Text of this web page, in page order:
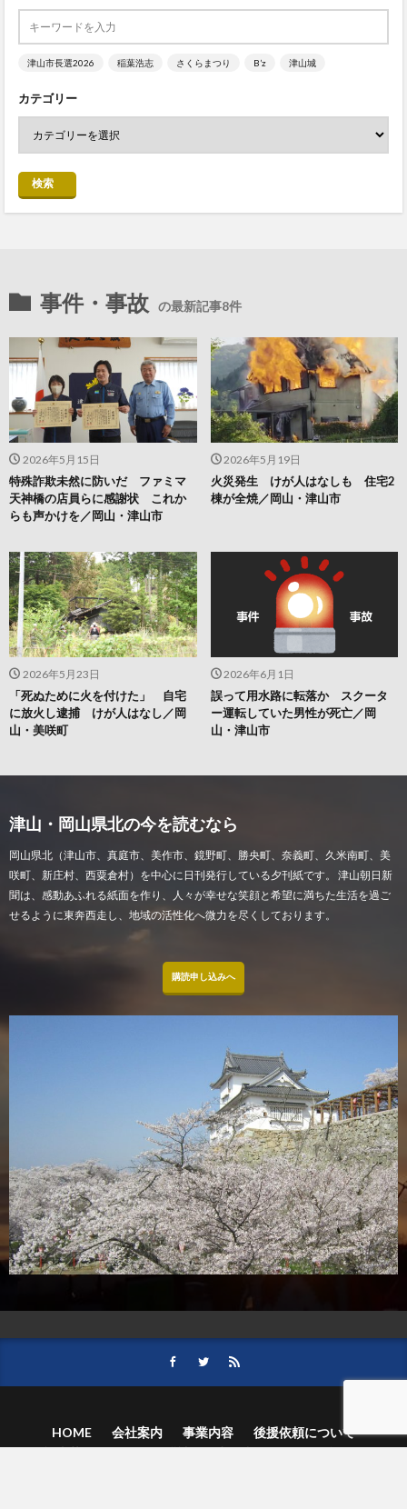
津山市長選2026 稲葉浩志 さくらまつり B’z 津山城
カテゴリー
検索
事件・事故 の最新記事8件
2026年6月1日
誤って用水路に転落か スクータ
ー運転していた男性が死亡／岡
山・津山市
2026年5月23日
「死ぬために火を付けた」 自宅
に放火し逮捕 けが人はなし／岡
山・美咲町
2026年5月19日
火災発生 けが人はなしも 住宅2
棟が全焼／岡山・津山市
2026年5月15日
特殊詐欺未然に防いだ ファミマ
天神橋の店員らに感謝状 これか
らも声かけを／岡山・津山市
津山・岡山県北の今を読むなら
岡山県北（津山市、真庭市、美作市、鏡野町、勝央町、奈義町、久米南町、美
咲町、新庄村、西粟倉村）を中心に日刊発行している夕刊紙です。 津山朝日新
聞は、感動あふれる紙面を作り、人々が幸せな笑顔と希望に満ちた生活を過ご
せるように東奔西走し、地域の活性化へ微力を尽くしております。
購読申し込みへ
HOME 会社案内 事業内容
後援依頼について